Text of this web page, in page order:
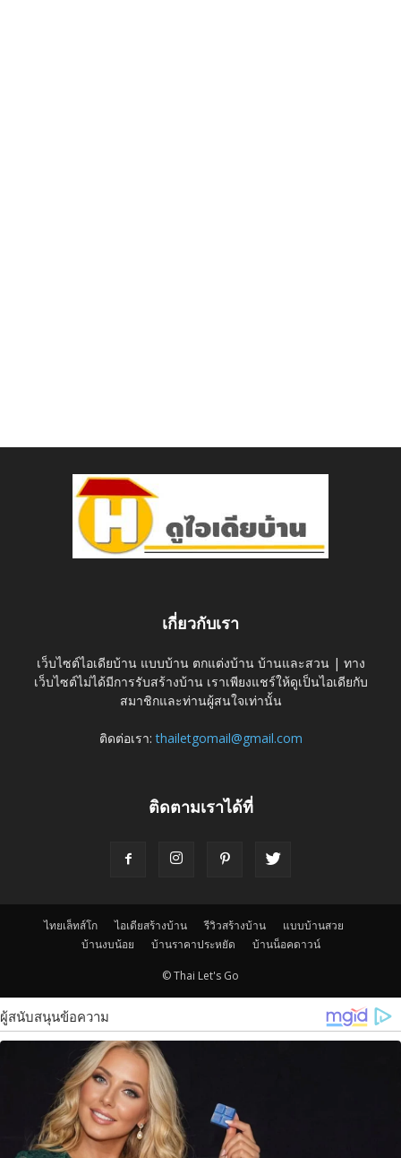
เกี่ยวกับเรา
เว็บไซต์ไอเดียบ้าน แบบบ้าน ตกแต่งบ้าน บ้านและสวน | ทาง
เว็บไซต์ไม่ได้มีการรับสร้างบ้าน เราเพียงแชร์ให้ดูเป็นไอเดียกับ
สมาชิกและท่านผู้สนใจเท่านั้น
ติดต่อเรา:thailetgomail@gmail.com
ติดตามเราได้ที่
ไทยเล็ทส์โก ไอเดียสร้างบ้าน รีวิวสร้างบ้าน
แบบบ้านสวย
บ้านงบน้อย
บ้านราคาประหยัด บ้านน็อคดาวน์
© Thai Let's Go